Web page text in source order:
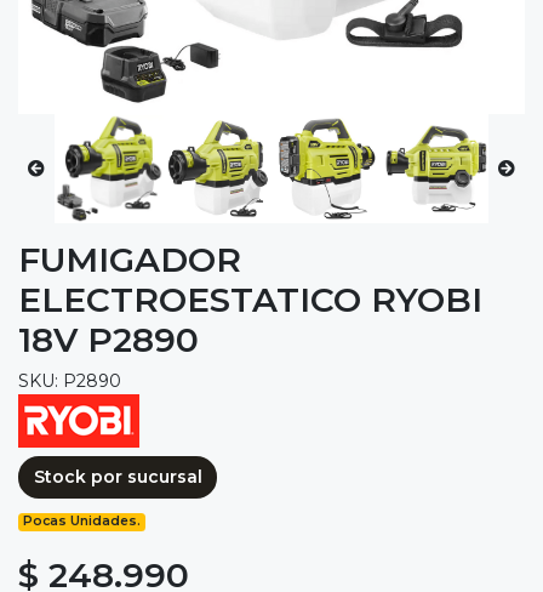
FUMIGADOR
ELECTROESTATICO RYOBI
18V P2890
SKU: P2890
Stock por sucursal
Pocas Unidades.
$ 248.990